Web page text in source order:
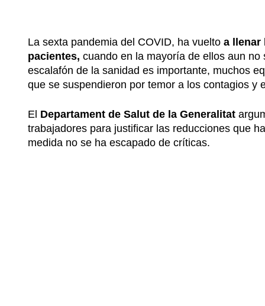
La sexta pandemia del COVID, ha vuelto a llenar
pacientes, cuando en la mayoría de ellos aun
escalafón de la sanidad es importante, muchos
que se suspendieron por temor a los contagios y
El Departament de Salut de la Generalitat
trabajadores para justificar las reducciones que
medida no se ha escapado de críticas.